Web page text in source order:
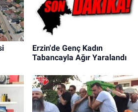
Erzin'de Genç Kadın
Tabancayla Ağır Yaralandı